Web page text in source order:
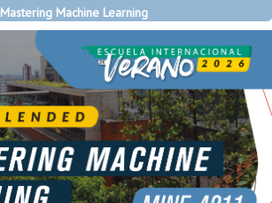
Mastering Machine Learning